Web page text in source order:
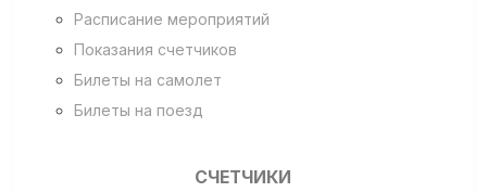
Расписание мероприятий
Показания счетчиков
Билеты на самолет
Билеты на поезд
СЧЕТЧИКИ